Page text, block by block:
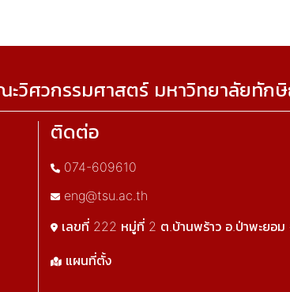
ะวิศวกรรมศาสตร์ มหาวิทยาลัยทัก
ติดต่อ
074-609610
eng@tsu.ac.th
เลขที่ 222 หมู่ที่ 2 ต.บ้านพร้าว อ.ป่าพะยอ
แผนที่ตั้ง